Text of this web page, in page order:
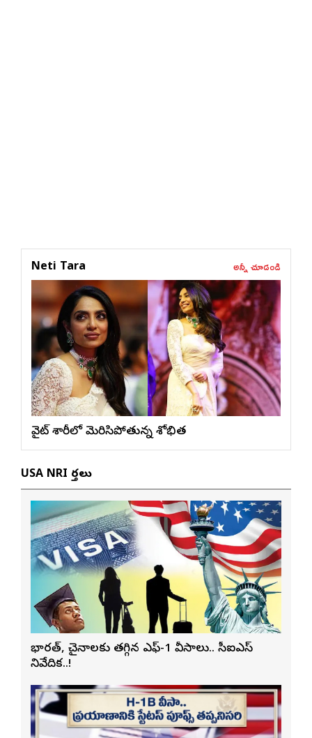
Neti Tara అన్నీ చూడండి
వైట్ శారీలో మెరిసిపోతున్న శోభిత
USA NRI వార్తలు
భారత్, చైనాలకు తగ్గిన ఎఫ్-1 వీసాలు.. సీఐఎస్
నివేదిక..!